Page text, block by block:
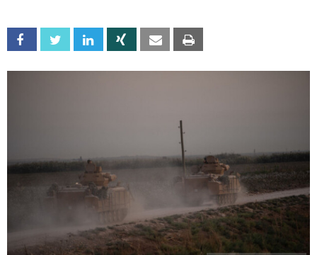
Facebook Twitter Linkedin Xing Email